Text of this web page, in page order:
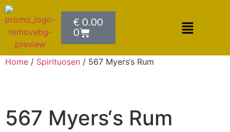
€ 0.00
0
Home / Spirituosen / 567 Myers‘s Rum
567 Myers‘s Rum